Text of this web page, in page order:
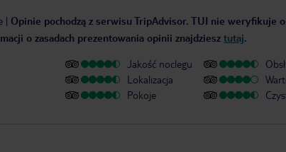
| Opinie pochodzą z serwisu TripAdvisor. TUI nie weryfikuje
o zasadach prezentowania opinii znajdziesz tutaj.
Jakość noclegu
Lokalizacja
Pokoje